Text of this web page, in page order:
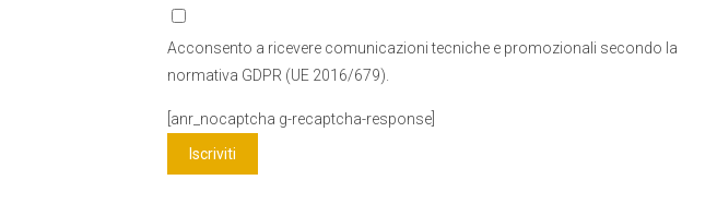
Acconsento a ricevere comunicazioni tecniche e promozionali secondo la
normativa GDPR (UE 2016/679).
[anr_nocaptcha g-recaptcha-response]